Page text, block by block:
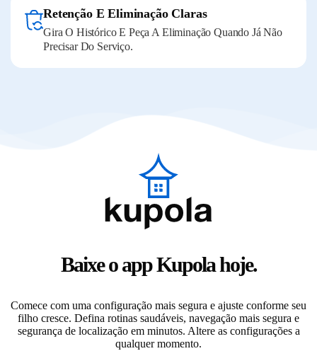
Retenção E Eliminação Claras
Gira O Histórico E Peça A Eliminação Quando Já Não
Precisar Do Serviço.
Baixe o app Kupola hoje.
Comece com uma configuração mais segura e ajuste conforme seu
filho cresce. Defina rotinas saudáveis, navegação mais segura e
segurança de localização em minutos. Altere as configurações a
qualquer momento.